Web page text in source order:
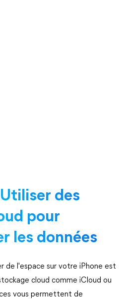
des
pour
les données
de l'espace sur votre iPhone est
cloud comme iCloud ou
vous permettent de